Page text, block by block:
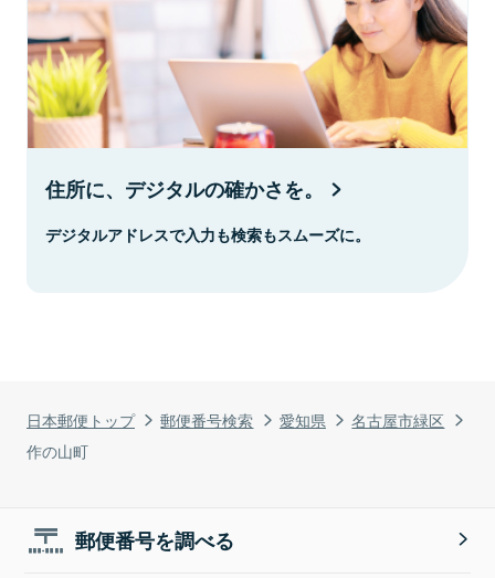
日本郵便トップ 郵便番号検索 愛知県
名古屋市緑区
作の山町
住所に、デジタルの確かさを。
デジタルアドレスで入力も検索もスムーズに。
郵便番号を調べる